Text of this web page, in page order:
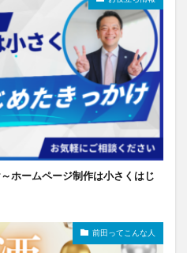
ホームページ制作は小さくはじ
前田ってこんな人